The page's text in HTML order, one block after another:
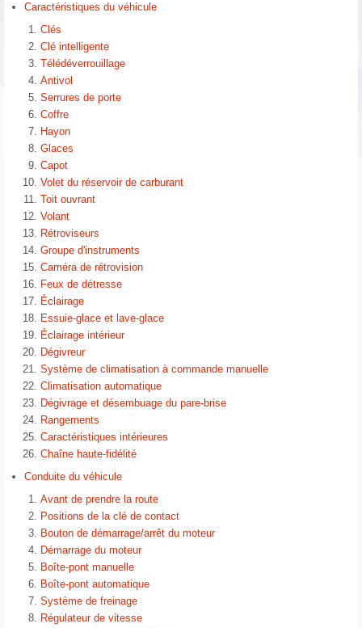
Caractéristiques du véhicule
Clés
Clé intelligente
Télédéverrouillage
Antivol
Serrures de porte
Coffre
Hayon
Glaces
Capot
Volet du réservoir de carburant
Toit ouvrant
Volant
Rétroviseurs
Groupe d'instruments
Caméra de rétrovision
Feux de détresse
Éclairage
Essuie-glace et lave-glace
Éclairage intérieur
Dégivreur
Système de climatisation à commande manuelle
Climatisation automatique
Dégivrage et désembuage du pare-brise
Rangements
Caractéristiques intérieures
Chaîne haute-fidélité
Conduite du véhicule
Avant de prendre la route
Positions de la clé de contact
Bouton de démarrage/arrêt du moteur
Démarrage du moteur
Boîte-pont manuelle
Boîte-pont automatique
Système de freinage
Régulateur de vitesse